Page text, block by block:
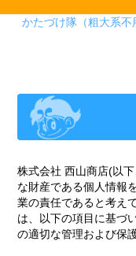
料金表
お客様の声
採用情報
ブログ
新着情報
かたづけ隊（粗大系
株式会社 西山商店(以
な財産である個人情報
業の責任であると考え
は、以下の項目に基づ
の適切な管理および保